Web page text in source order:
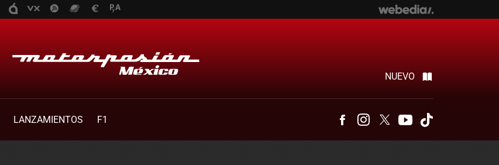
NUEVO
LANZAMIENTOS F1 FacebookInstagram
Twitter Youtube